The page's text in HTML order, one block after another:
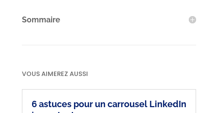
Sommaire
VOUS AIMEREZ AUSSI
6 astuces pour un carrousel LinkedIn